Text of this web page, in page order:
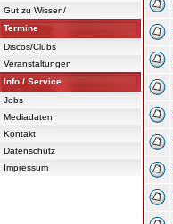
Gut zu Wissen/
Termine
Discos/Clubs
Veranstaltungen
Info / Service
Jobs
Mediadaten
Kontakt
Datenschutz
Impressum